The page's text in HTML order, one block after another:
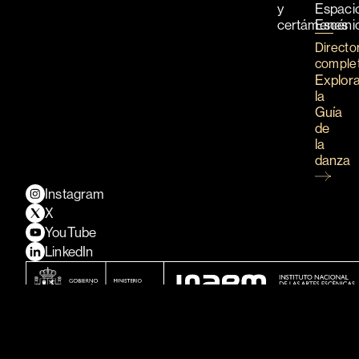
y
certámenes
la
Guía
de
la
danza
Instagram
X
YouTube
LinkedIn